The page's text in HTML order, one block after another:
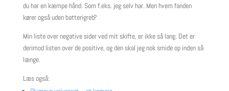
du har en kæmpe hånd. Som f.eks. jeg selv har. Men hvem fanden
kører også uden batterigreb?
Min liste over negative sider ved mit skifte, er ikke så lang. Det er
derimod listen over de positive, og den skal jeg nok smide op inden så
længe.
Læs også: